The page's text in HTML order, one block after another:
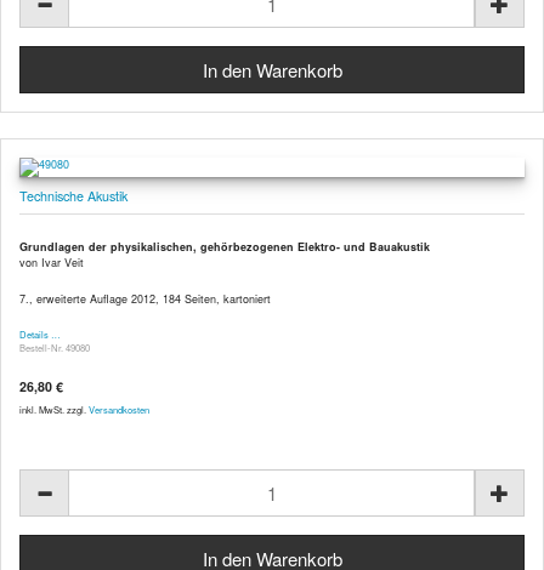
Technische Akustik
Grundlagen der physikalischen, gehörbezogenen Elektro- und Bauakustik
von Ivar Veit
7., erweiterte Auflage 2012, 184 Seiten, kartoniert
Details …
Bestell-Nr. 49080
26,80 €
inkl. MwSt. zzgl. Versandkosten